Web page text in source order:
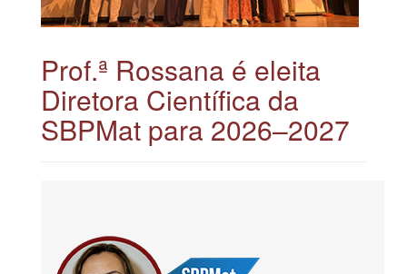
Prof.ª Rossana é eleita
Diretora Científica da
SBPMat para 2026–2027